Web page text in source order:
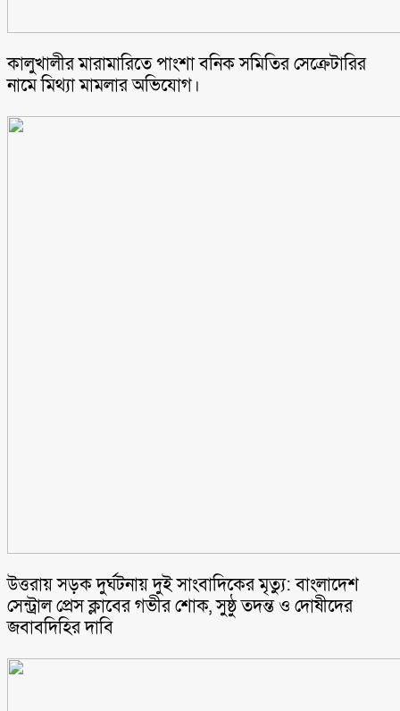
কালুখালীর মারামারিতে পাংশা বনিক সমিতির সেক্রেটারির
নামে মিথ্যা মামলার অভিযোগ।
উত্তরায় সড়ক দুর্ঘটনায় দুই সাংবাদিকের মৃত্যু: বাংলাদেশ
সেন্ট্রাল প্রেস ক্লাবের গভীর শোক, সুষ্ঠু তদন্ত ও দোষীদের
জবাবদিহির দাবি